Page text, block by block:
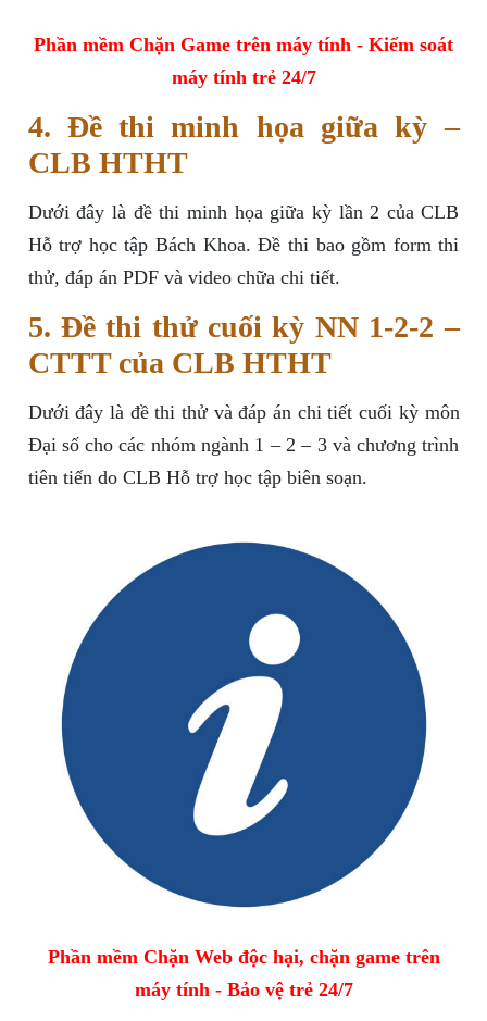
Phần mềm Chặn Game trên máy tính - Kiểm soát
máy tính trẻ 24/7
4. Đề thi minh họa giữa kỳ –
CLB HTHT
Dưới đây là đề thi minh họa giữa kỳ lần 2 của CLB
Hỗ trợ học tập Bách Khoa. Đề thi bao gồm form thi
thử, đáp án PDF và video chữa chi tiết.
5. Đề thi thử cuối kỳ NN 1-2-2 –
CTTT của CLB HTHT
Dưới đây là đề thi thử và đáp án chi tiết cuối kỳ môn
Đại số cho các nhóm ngành 1 – 2 – 3 và chương trình
tiên tiến do CLB Hỗ trợ học tập biên soạn.
Phần mềm Chặn Web độc hại, chặn game trên
máy tính - Bảo vệ trẻ 24/7